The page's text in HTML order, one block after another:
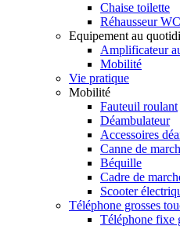
Chaise toilette
Réhausseur WC
Equipement au
Amplificateur
Mobilité
Vie pratique
Mobilité
Fauteuil roulant
Déambulateur
Accessoires
Canne de
Béquille
Cadre de
Scooter
Téléphone grosses
Téléphone fixe